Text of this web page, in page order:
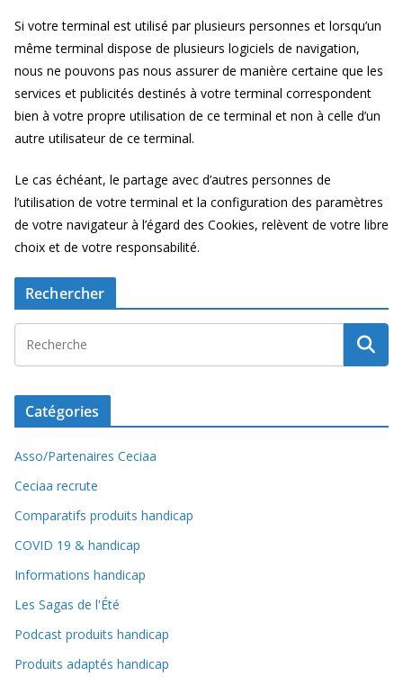
Si votre terminal est utilisé par plusieurs personnes et lorsqu’un
même terminal dispose de plusieurs logiciels de navigation,
nous ne pouvons pas nous assurer de manière certaine que les
services et publicités destinés à votre terminal correspondent
bien à votre propre utilisation de ce terminal et non à celle d’un
autre utilisateur de ce terminal.
Le cas échéant, le partage avec d’autres personnes de
l’utilisation de votre terminal et la configuration des paramètres
de votre navigateur à l’égard des Cookies, relèvent de votre libre
choix et de votre responsabilité.
Rechercher
Catégories
Asso/Partenaires Ceciaa
Ceciaa recrute
Comparatifs produits handicap
COVID 19 & handicap
Informations handicap
Les Sagas de l'Été
Podcast produits handicap
Produits adaptés handicap